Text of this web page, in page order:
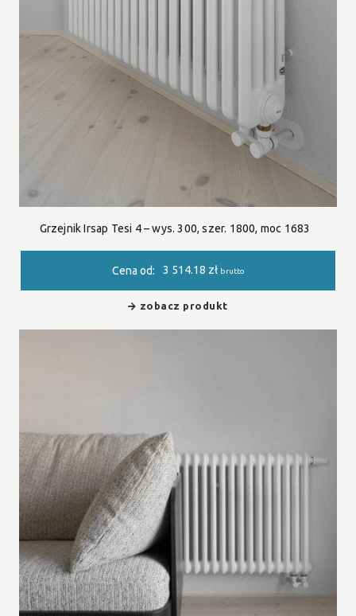
Grzejnik Irsap Tesi 4 – wys. 300, szer. 1800, moc 1683
Cena od: 3 514.18 zł brutto
zobacz produkt